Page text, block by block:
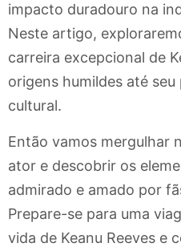
impacto duradouro na
Neste artigo,
carreira excepcional de
origens humildes até
cultural.
Então vamos mergulhar
ator e descobrir os
admirado e amado por
Prepare-se para uma
vida de Keanu Reeves e